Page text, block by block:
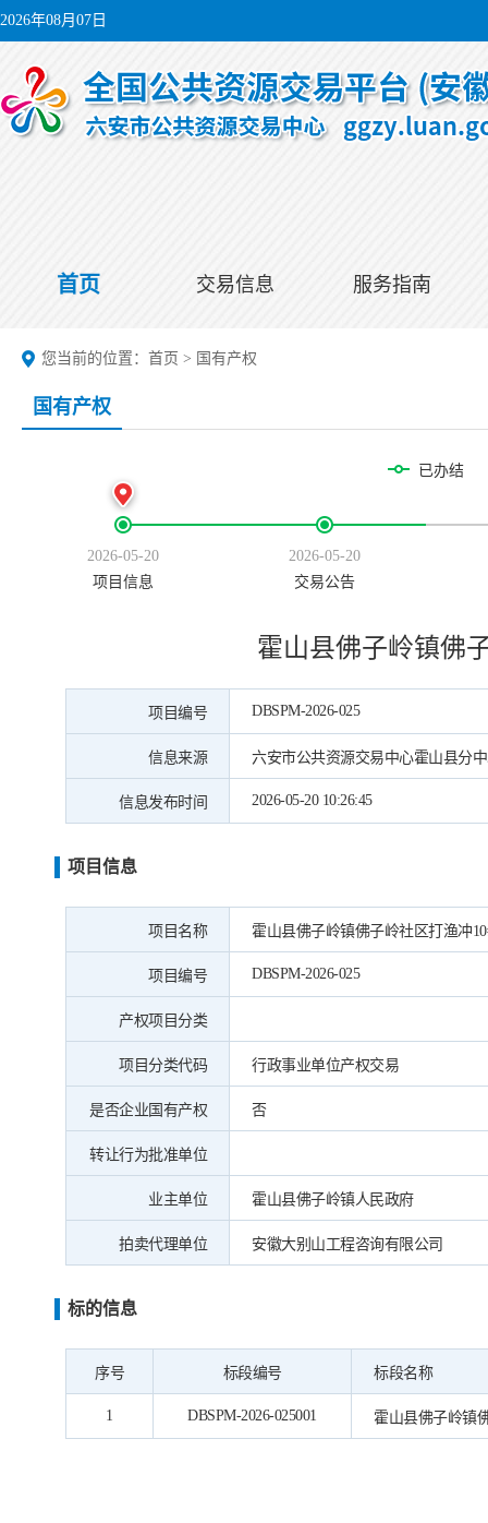
2026年08月07日
首页 交易信息 服务指南
您当前的位置： 首页 > 国有产权
国有产权
已办结
2026-05-20
项目信息
2026-05-20
交易公告
霍山县佛子岭镇佛
项目编号 DBSPM-2026-025
信息来源 六安市公共资源交易中心霍山县分
信息发布时间 2026-05-20 10:26:45
项目信息
项目名称 霍山县佛子岭镇佛子岭社区打渔冲
项目编号 DBSPM-2026-025
产权项目分类
项目分类代码 行政事业单位产权交易
是否企业国有产权 否
转让行为批准单位
业主单位 霍山县佛子岭镇人民政府
拍卖代理单位 安徽大别山工程咨询有限公司
标的信息
序号 标段编号 标段名称
1 DBSPM-2026-025001 霍山县佛子岭镇